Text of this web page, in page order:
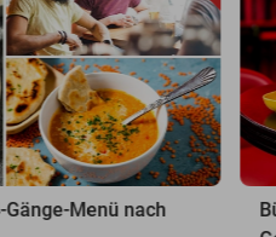
Gänge-Menü nach